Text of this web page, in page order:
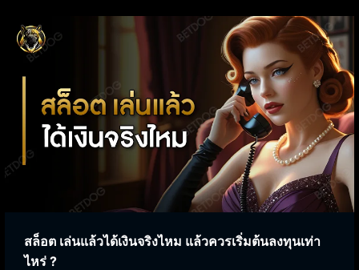
สล็อต เล่นแล้วได้เงินจริงไหม แล้วควรเริ่มต้นลงทุนเท่า
ไหร่ ?